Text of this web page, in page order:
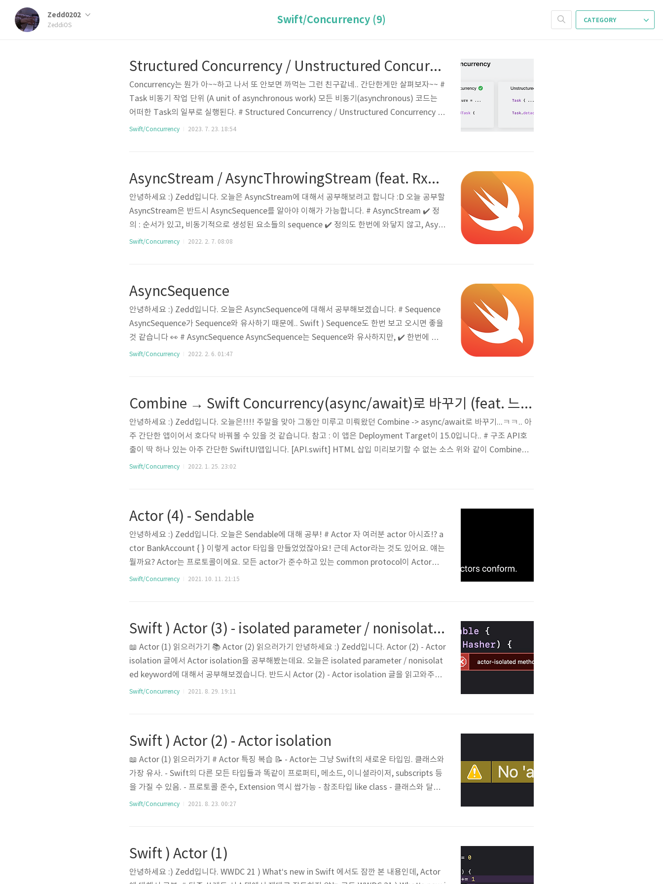
Zedd0202
ZeddiOS
CATEGORY
Swift/Concurrency (9)
Structured Concurrency / Unstructured Concurrency
Concurrency는 뭔가 아~~하고 나서 또 안보면 까먹는 그런 친구같네.. 간단한게만 살펴보자~~ #
Task 비동기 작업 단위 (A unit of asynchronous work) 모든 비동기(asynchronous) 코드는
어떠한 Task의 일부로 실행된다. # Structured Concurrency / Unstructured Concurrency 우
선 결론!! 이미지로 간단하게 보자면 아래와 같다. # Structured Concurrency(구조화된 동시성)
Swift/Concurrency 2023. 7. 23. 18:54
AsyncStream / AsyncThrowingStream (feat. RxSwift + Concurrency)
안녕하세요 :) Zedd입니다. 오늘은 AsyncStream에 대해서 공부해보려고 합니다 :D 오늘 공부할
AsyncStream은 반드시 AsyncSequence를 알아야 이해가 가능합니다. # AsyncStream ✔️ 정
의 : 순서가 있고, 비동기적으로 생성된 요소들의 sequence ✔️ 정의도 한번에 와닿지 않고, Asyn
cStream에 대한 이런 저런 이야기가 많지만 딱 하나만 기억하면 됩니다. 📝 AsyncSequence를
Swift/Concurrency 2022. 2. 7. 08:08
AsyncSequence
안녕하세요 :) Zedd입니다. 오늘은 AsyncSequence에 대해서 공부해보겠습니다. # Sequence
AsyncSequence가 Sequence와 유사하기 때문에.. Swift ) Sequence도 한번 보고 오시면 좋을
것 같습니다 👀 # AsyncSequence AsyncSequence는 Sequence와 유사하지만, ✔️ 한번에 하나
씩 단계(step)별로 진행할 수 있는 값 목록을 제공 + 비동기성을 추가한 타입 ✔️ 입니다. AsyncSe
Swift/Concurrency 2022. 2. 6. 01:47
Combine → Swift Concurrency(async/await)로 바꾸기 (feat. 느낀점)
안녕하세요 :) Zedd입니다. 오늘은!!!! 주말을 맞아 그동안 미루고 미뤄왔던 Combine -> async/await로 바꾸기...ㅋㅋ.. 아
주 간단한 앱이어서 호다닥 바꿔볼 수 있을 것 같습니다. 참고 : 이 앱은 Deployment Target이 15.0입니다.. # 구조 API호
출이 딱 하나 있는 아주 간단한 SwiftUI앱입니다. [API.swift] HTML 삽입 미리보기할 수 없는 소스 위와 같이 Combine을
사용해서 network request를 수행하고 [Service.swift] HTML 삽입 미리보기할 수 없는 소스 service쪽에서 API에 있는
Swift/Concurrency 2022. 1. 25. 23:02
Actor (4) - Sendable
안녕하세요 :) Zedd입니다. 오늘은 Sendable에 대해 공부! # Actor 자 여러분 actor 아시죠!? a
ctor BankAccount { } 이렇게 actor 타입을 만들었었잖아요! 근데 Actor라는 것도 있어요. 얘는
뭘까요? Actor는 프로토콜이에요. 모든 actor가 준수하고 있는 common protocol이 Actor입
니다. 이 Actor 프로토콜은 모든 actor 타입을 일반화합니다. actor 타입은 암시적으로 이 프로토
Swift/Concurrency 2021. 10. 11. 21:15
Swift ) Actor (3) - isolated parameter / nonisolated keyword
📖 Actor (1) 읽으러가기 📚 Actor (2) 읽으러가기 안녕하세요 :) Zedd입니다. Actor (2) - Actor
isolation 글에서 Actor isolation을 공부해봤는데요. 오늘은 isolated parameter / nonisolat
ed keyword에 대해서 공부해보겠습니다. 반드시 Actor (2) - Actor isolation 글을 읽고와주세
요. # 한계 Actor (2) - Actor isolation 글에서 BankAccount Actor를 정의했었습니다. (exten
Swift/Concurrency 2021. 8. 29. 19:11
Swift ) Actor (2) - Actor isolation
📖 Actor (1) 읽으러가기 # Actor 특징 복습 📝 - Actor는 그냥 Swift의 새로운 타입임. 클래스와
가장 유사. - Swift의 다른 모든 타입들과 똑같이 프로퍼티, 메소드, 이니셜라이저, subscripts 등
을 가질 수 있음. - 프로토콜 준수, Extension 역시 쌉가능 - 참조타입 like class - 클래스와 달리
Actor는 한번에 하나의 작업만 변경 가능한 상태(mutable state)에 접근할 수 있도록 허용. - 클
Swift/Concurrency 2021. 8. 23. 00:27
Swift ) Actor (1)
안녕하세요 :) Zedd입니다. WWDC 21 ) What‘s new in Swift 에서도 잠깐 본 내용인데, Actor